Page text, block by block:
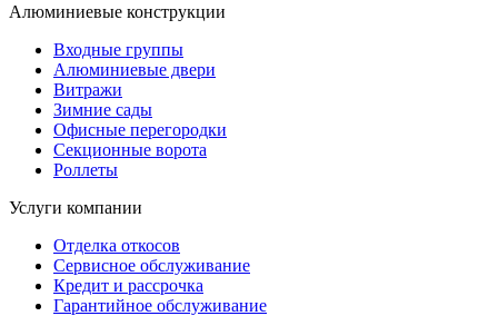
Алюминиевые конструкции
Входные группы
Алюминиевые двери
Витражи
Зимние сады
Офисные перегородки
Секционные ворота
Роллеты
Услуги компании
Отделка откосов
Сервисное обслуживание
Кредит и рассрочка
Гарантийное обслуживание